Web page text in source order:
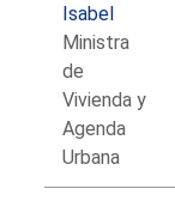
Isabel
Ministra
de
Vivienda y
Agenda
Urbana